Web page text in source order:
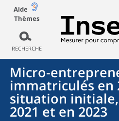
Aide
Thèmes
RECHERCHE
Micro-
immatriculés en
situation
2021 et en 2023